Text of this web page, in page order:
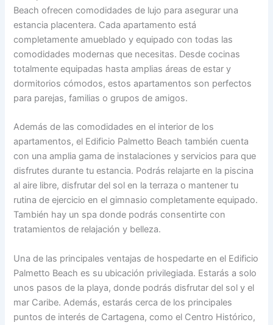
Beach ofrecen comodidades de lujo para asegurar una
estancia placentera. Cada apartamento está
completamente amueblado y equipado con todas las
comodidades modernas que necesitas. Desde cocinas
totalmente equipadas hasta amplias áreas de estar y
dormitorios cómodos, estos apartamentos son perfectos
para parejas, familias o grupos de amigos.
Además de las comodidades en el interior de los
apartamentos, el Edificio Palmetto Beach también cuenta
con una amplia gama de instalaciones y servicios para que
disfrutes durante tu estancia. Podrás relajarte en la piscina
al aire libre, disfrutar del sol en la terraza o mantener tu
rutina de ejercicio en el gimnasio completamente equipado.
También hay un spa donde podrás consentirte con
tratamientos de relajación y belleza.
Una de las principales ventajas de hospedarte en el Edificio
Palmetto Beach es su ubicación privilegiada. Estarás a solo
unos pasos de la playa, donde podrás disfrutar del sol y el
mar Caribe. Además, estarás cerca de los principales
puntos de interés de Cartagena, como el Centro Histórico,